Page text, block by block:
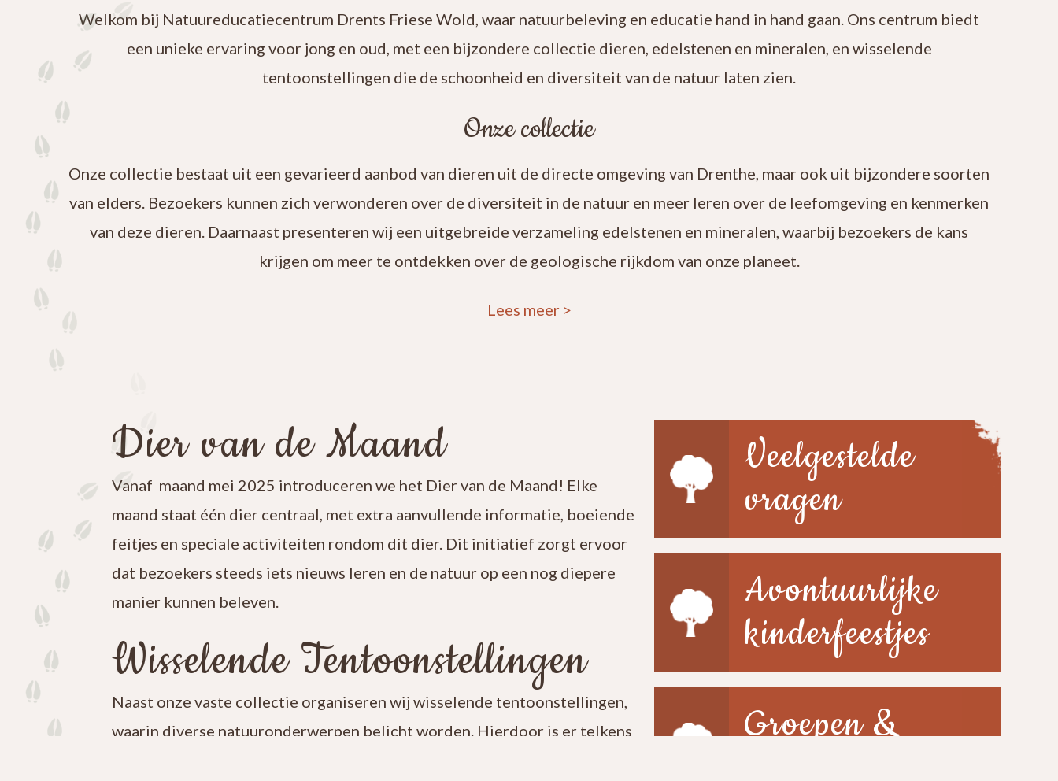
Welkom bij Natuureducatiecentrum Drents Friese Wold, waar natuurbeleving en educatie hand in hand gaan. Ons centrum biedt
een unieke ervaring voor jong en oud, met een bijzondere collectie dieren, edelstenen en mineralen, en wisselende
tentoonstellingen die de schoonheid en diversiteit van de natuur laten zien.
Onze collectie
Onze collectie bestaat uit een gevarieerd aanbod van dieren uit de directe omgeving van Drenthe, maar ook uit bijzondere soorten
van elders. Bezoekers kunnen zich verwonderen over de diversiteit in de natuur en meer leren over de leefomgeving en kenmerken
van deze dieren. Daarnaast presenteren wij een uitgebreide verzameling edelstenen en mineralen, waarbij bezoekers de kans
krijgen om meer te ontdekken over de geologische rijkdom van onze planeet.
Lees meer >
Dier van de Maand
Vanaf maand mei 2025 introduceren we het Dier van de Maand! Elke
maand staat één dier centraal, met extra aanvullende informatie, boeiende
feitjes en speciale activiteiten rondom dit dier. Dit initiatief zorgt ervoor
dat bezoekers steeds iets nieuws leren en de natuur op een nog diepere
manier kunnen beleven.
Wisselende Tentoonstellingen
Naast onze vaste collectie organiseren wij wisselende tentoonstellingen,
waarin diverse natuuronderwerpen belicht worden. Hierdoor is er telkens
Veelgestelde
vragen
Avontuurlijke
kinderfeestjes
Groepen &